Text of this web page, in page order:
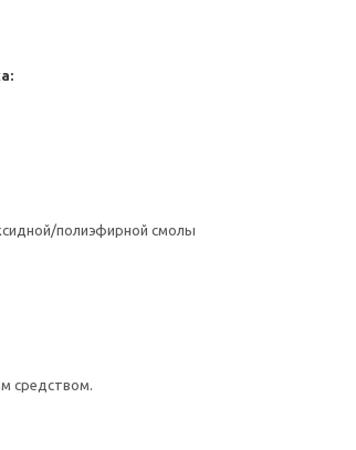
полиэфирной смолы
средством.